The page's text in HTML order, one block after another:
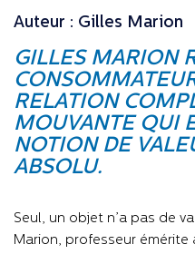
Auteur : Gilles Marion
GILLES MARION
RELATION
MOUVANTE QUI
NOTION DE
ABSOLU.
Seul, un objet n’a pas de
Marion, professeur émérite